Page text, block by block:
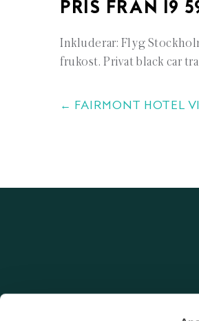
PRIS FRÅN 19
Inkluderar: Flyg
frukost. Privat black car
← FAIRMONT HOTEL